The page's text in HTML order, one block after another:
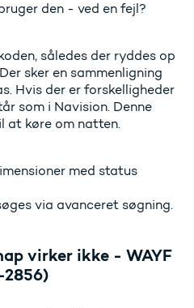
den - ved en fejl?
således der ryddes op
sker en sammenligning
Hvis der er forskelligheder
som i Navision. Denne
at køre om natten.
med status
via avanceret søgning.
virker ikke - WAYF
2856)